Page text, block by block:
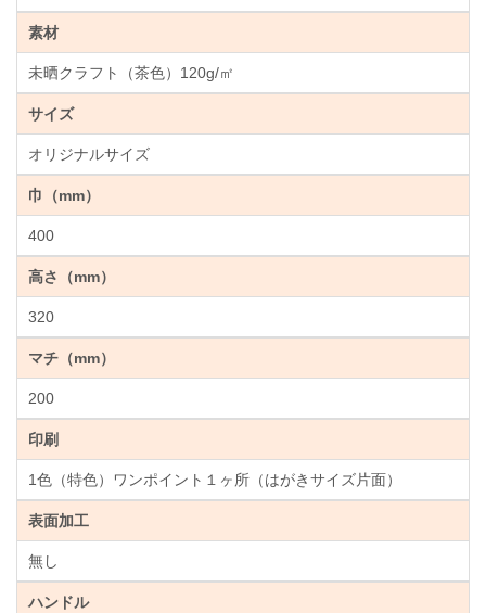
素材
未晒クラフト（茶色）120g/㎡
サイズ
オリジナルサイズ
巾（mm）
400
高さ（mm）
320
マチ（mm）
200
印刷
1色（特色）ワンポイント１ヶ所（はがきサイズ片面）
表面加工
無し
ハンドル